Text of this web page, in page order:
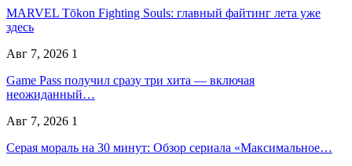
MARVEL Tōkon Fighting Souls: главный файтинг лета уже
здесь
Авг 7, 2026 1
Game Pass получил сразу три хита — включая
неожиданный…
Авг 7, 2026 1
Серая мораль на 30 минут: Обзор сериала «Максимальное…